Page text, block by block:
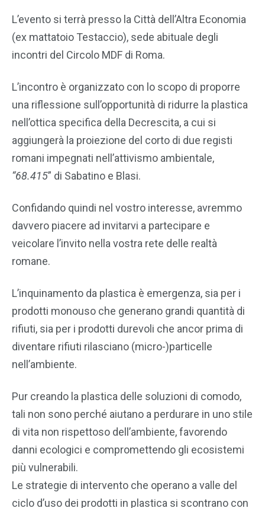
L’evento si terrà presso la Città dell’Altra Economia
(ex mattatoio Testaccio), sede abituale degli
incontri del Circolo MDF di Roma.
L’incontro è organizzato con lo scopo di proporre
una riflessione sull’opportunità di ridurre la plastica
nell’ottica specifica della Decrescita, a cui si
aggiungerà la proiezione del corto di due registi
romani impegnati nell’attivismo ambientale,
“68.415” di Sabatino e Blasi.
Confidando quindi nel vostro interesse, avremmo
davvero piacere ad invitarvi a partecipare e
veicolare l’invito nella vostra rete delle realtà
romane.
L’inquinamento da plastica è emergenza, sia per i
prodotti monouso che generano grandi quantità di
rifiuti, sia per i prodotti durevoli che ancor prima di
diventare rifiuti rilasciano (micro-)particelle
nell’ambiente.
Pur creando la plastica delle soluzioni di comodo,
tali non sono perché aiutano a perdurare in uno stile
di vita non rispettoso dell’ambiente, favorendo
danni ecologici e compromettendo gli ecosistemi
più vulnerabili.
Le strategie di intervento che operano a valle del
ciclo d’uso dei prodotti in plastica si scontrano con